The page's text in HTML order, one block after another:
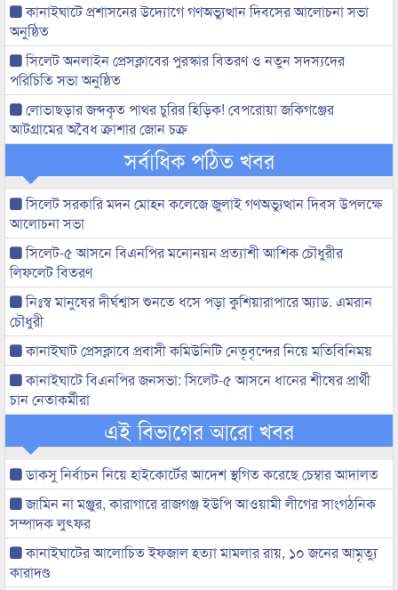
কানাইঘাটে প্রশাসনের উদ্যোগে গণঅভ্যুত্থান দিবসের আলোচনা সভা
অনুষ্ঠিত
সিলেট অনলাইন প্রেসক্লাবের পুরস্কার বিতরণ ও নতুন সদস্যদের
পরিচিতি সভা অনুষ্ঠিত
লোভাছড়ার জব্দকৃত পাথর চুরির হিড়িক! বেপরোয়া জকিগঞ্জের
আটগ্রামের অবৈধ ক্রাশার জোন চক্র
সর্বাধিক পঠিত খবর
সিলেট সরকারি মদন মোহন কলেজে জুলাই গণঅভ্যুত্থান দিবস উপলক্ষে
আলোচনা সভা
সিলেট-৫ আসনে বিএনপির মনোনয়ন প্রত্যাশী আশিক চৌধুরীর
লিফলেট বিতরণ
নিঃস্ব মানুষের দীর্ঘশ্বাস শুনতে ধসে পড়া কুশিয়ারাপারে অ্যাড. এমরান
চৌধুরী
কানাইঘাট প্রেসক্লাবে প্রবাসী কমিউনিটি নেতৃবৃন্দের নিয়ে মতিবিনিময়
কানাইঘাটে বিএনপির জনসভা: সিলেট-৫ আসনে ধানের শীষের প্রার্থী
চান নেতাকর্মীরা
এই বিভাগের আরো খবর
ডাকসু নির্বাচন নিয়ে হাইকোর্টের আদেশ স্থগিত করেছে চেম্বার আদালত
জামিন না মঞ্জুর, কারাগারে রাজগঞ্জ ইউপি আওয়ামী লীগের সাংগঠনিক
সম্পাদক লুৎফর
কানাইঘাটের আলোচিত ইফজাল হত্যা মামলার রায়, ১০ জনের আমৃত্যু
কারাদণ্ড